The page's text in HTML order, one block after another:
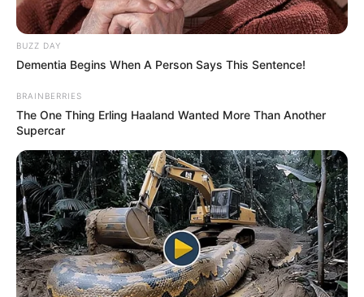
BUZZ DAY
Dementia Begins When A Person Says This Sentence!
BRAINBERRIES
The One Thing Erling Haaland Wanted More Than Another
Supercar